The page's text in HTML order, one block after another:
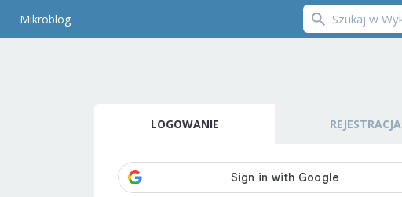
Mikroblog
LOGOWANIE REJESTRACJA